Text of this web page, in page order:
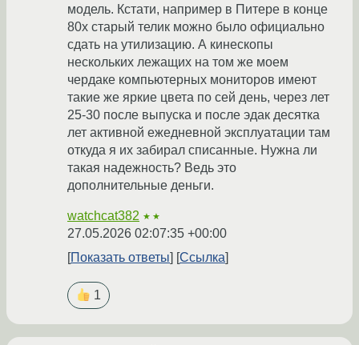
модель. Кстати, например в Питере в конце
80х старый телик можно было официально
сдать на утилизацию. А кинескопы
нескольких лежащих на том же моем
чердаке компьютерных мониторов имеют
такие же яркие цвета по сей день, через лет
25-30 после выпуска и после эдак десятка
лет активной ежедневной эксплуатации там
откуда я их забирал списанные. Нужна ли
такая надежность? Ведь это
дополнительные деньги.
watchcat382 ★★
27.05.2026 02:07:35 +00:00
Показать ответы
Ссылка
1